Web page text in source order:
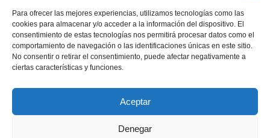
Para ofrecer las mejores experiencias, utilizamos tecnologías como las
cookies para almacenar y/o acceder a la información del dispositivo. El
consentimiento de estas tecnologías nos permitirá procesar datos como el
comportamiento de navegación o las identificaciones únicas en este sitio.
No consentir o retirar el consentimiento, puede afectar negativamente a
ciertas características y funciones.
Aceptar
Denegar